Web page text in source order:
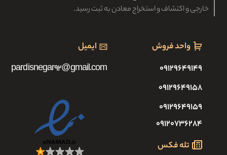
خارجی و اکتشاف و استخراج معادن به ثبت رسید.
واحد فروش
۰۹۱۲۹۶۴۹۱۴۹
۰۹۱۲۹۶۴۹۱۵۸
۰۹۱۲۹۶۴۹۱۵۹
۰۹۱۲۰۷۳۶۲۸۴
تله فکس
ایمیل
pardisnegar92@gmail.com